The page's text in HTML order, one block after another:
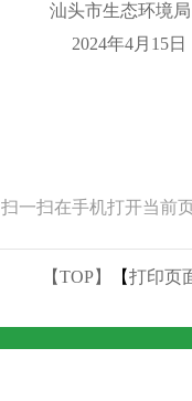
汕头市生
2024年
扫一扫在手机打开当前
【TOP】 【打印页